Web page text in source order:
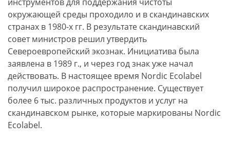
окружающей среды проходило и в скандинавских
странах в 1980-х гг. В результате скандинавский
совет министров решил утвердить
Североевропейский экознак. Инициатива была
заявлена в 1989 г., и через год знак уже начал
действовать. В настоящее время Nordic Ecolabel
получил широкое распространение. Существует
более 6 тыс. различных продуктов и услуг на
скандинавском рынке, которые маркированы Nordic
Ecolabel.